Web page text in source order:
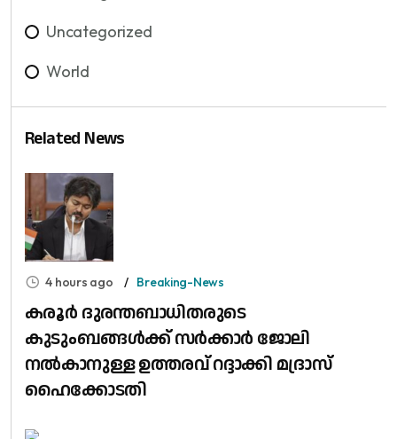
Uncategorized
World
Related News
4 hours ago Breaking-News
കരൂർ ദുരന്തബാധിതരുടെ
കുടുംബങ്ങൾക്ക് സർക്കാർ ജോലി
നൽകാനുള്ള ഉത്തരവ് റദ്ദാക്കി മദ്രാസ്
ഹൈക്കോടതി